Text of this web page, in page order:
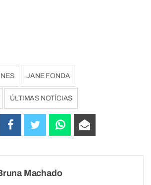
JANE FONDA
ÚLTIMAS NOTÍCIAS
Machado